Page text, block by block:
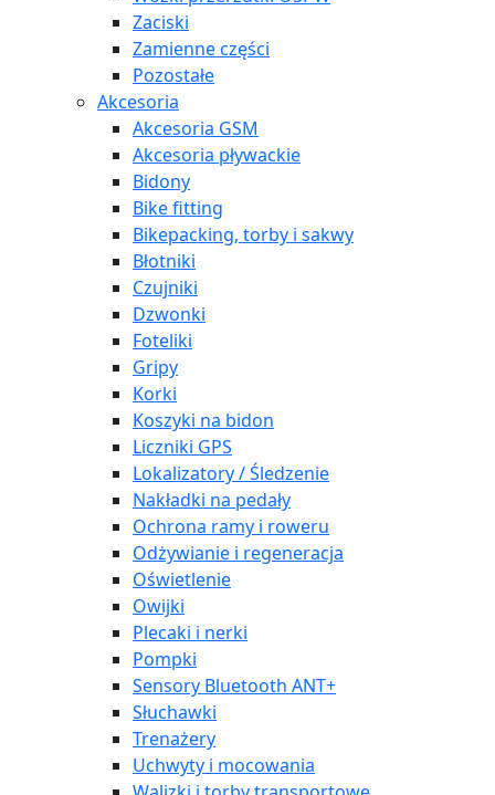
Zaciski
Zamienne części
Pozostałe
Akcesoria
Akcesoria GSM
Akcesoria pływackie
Bidony
Bike fitting
Bikepacking, torby i sakwy
Błotniki
Czujniki
Dzwonki
Foteliki
Gripy
Korki
Koszyki na bidon
Liczniki GPS
Lokalizatory / Śledzenie
Nakładki na pedały
Ochrona ramy i roweru
Odżywianie i regeneracja
Oświetlenie
Owijki
Plecaki i nerki
Pompki
Sensory Bluetooth ANT+
Słuchawki
Trenażery
Uchwyty i mocowania